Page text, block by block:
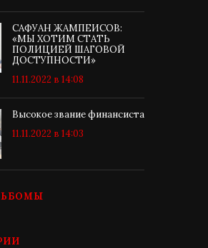
САФУАН ЖАМПЕИСОВ:
«МЫ ХОТИМ СТАТЬ
ПОЛИЦИЕЙ ШАГОВОЙ
ДОСТУПНОСТИ»
11.11.2022 в 14:08
Высокое звание финансиста
11.11.2022 в 14:03